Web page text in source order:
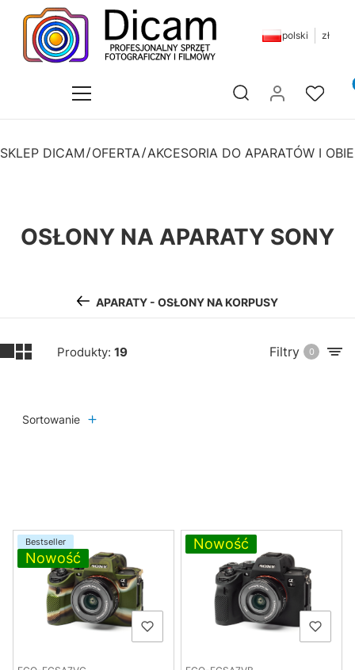
polski zł
Otwórz wyszukiwarkę
SKLEP DICAM OFERTA AKCESORIA DO APARATÓW I
OSŁONY NA APARATY SONY
APARATY - OSŁONY NA KORPUSY
Produkty: 19 Filtry 0
Sortowanie
Lista produktów
Bestseller
Nowość
Nowość